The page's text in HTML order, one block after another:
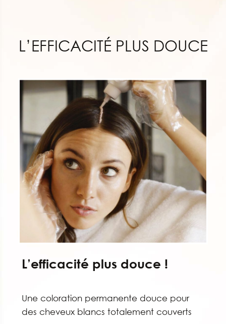
L’EFFICACITÉ PLUS DOUCE
L’efficacité plus douce !
Une coloration permanente douce pour
des cheveux blancs totalement couverts